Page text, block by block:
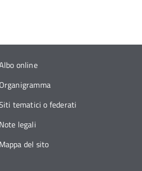
online
Organigramma
tematici o federati
Note legali
Mappa del sito